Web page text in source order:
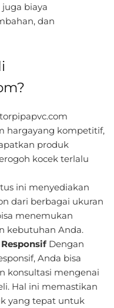
biaya
dan
hargayang kompetitif,
produk
kocek terlalu
ini menyediakan
dari berbagai ukuran
menemukan
kebutuhan Anda.
Dengan
Anda bisa
konsultasi mengenai
Hal ini memastikan
yang tepat untuk